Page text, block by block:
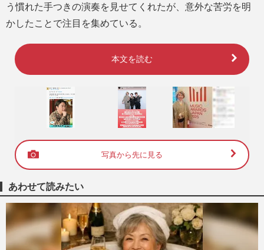
う慣れた手つきの演奏を見せてくれたが、意外な苦労を明
かしたことで注目を集めている。
本文を読む
写真から先に見る
あわせて読みたい